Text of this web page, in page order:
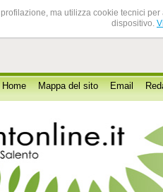
ma utilizza cookie tecnici
dispositivo.
Home Mappa del sito Email